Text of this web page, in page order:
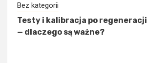
Bez kategorii
Testy i kalibracja po regeneracji
— dlaczego są ważne?